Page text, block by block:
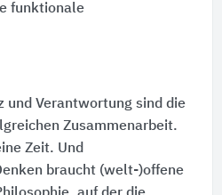
funktionale
und Verantwortung sind die
Zusammenarbeit.
Zeit. Und
braucht (welt-)offene